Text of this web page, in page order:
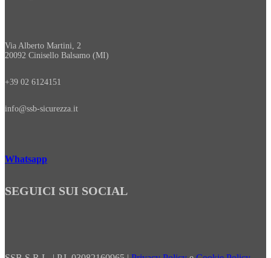
Via Alberto Martini, 2
20092 Cinisello Balsamo (MI)
+39 02 6124151
info@ssb-sicurezza.it
Whatsapp
SEGUICI SUI SOCIAL